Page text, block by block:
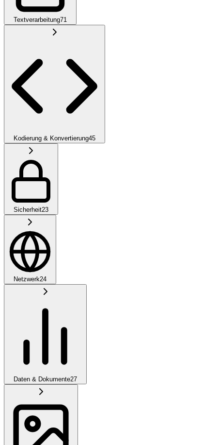
Textverarbeitung71
Kodierung & Konvertierung45
Sicherheit23
Netzwerk24
Daten & Dokumente27